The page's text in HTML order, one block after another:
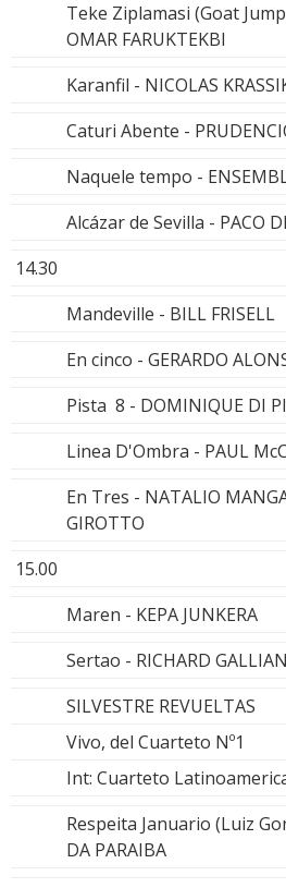
Teke Ziplamasi (Goat
OMAR FARUKTEKBI
Karanfil - NICOLAS
Caturi Abente -
Naquele tempo -
Alcázar de Sevilla - PACO
14.30
Mandeville - BILL FRISELL
En cinco - GERARDO
Pista 8 - DOMINIQUE DI
Linea D'Ombra - PAUL
En Tres - NATALIO
GIROTTO
15.00
Maren - KEPA JUNKERA
Sertao - RICHARD
SILVESTRE REVUELTAS
Vivo, del Cuarteto Nº1
Int: Cuarteto
Respeita Januario (Luiz
DA PARAIBA